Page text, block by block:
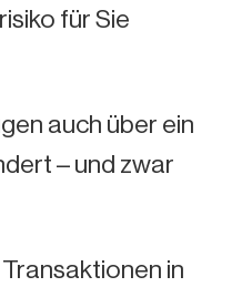
für Sie
auch über ein
– und zwar
in